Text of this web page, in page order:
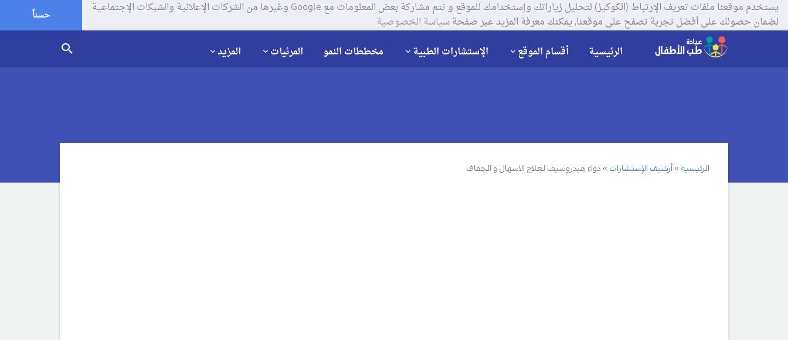
يستخدم موقعنا ملفات تعريف الإرتباط (الكوكيز) لتحليل زياراتك وإستخدامك للموقع و تتم مشاركة بعض المعلومات مع Google وغيرها من الشركات الإعلانية والشبكات الإجتماعية
لضمان حصولك على أفضل تجربة تصفح على موقعنا, يمكنك معرفة المزيد عبر صفحةسياسة الخصوصية حسناً
الرئيسية أقسام الموقع الإستشارات الطبية مخططات النمو المرئيات المزيد
الرئيسية أرشيف الإستشارات دواء هيدروسيف لعلاج الاسهال و الجفاف